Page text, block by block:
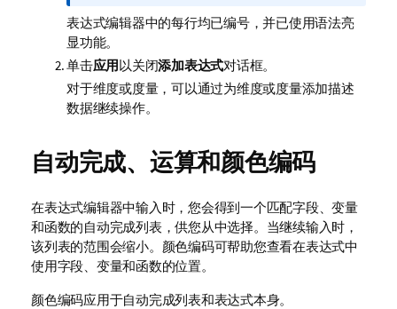
表达式编辑器中的每行均已编号，并已使用语法亮
显功能。
单击应用以关闭添加表达式对话框。
对于维度或度量，可以通过为维度或度量添加描述
数据继续操作。
自动完成、运算和颜色编码
在表达式编辑器中输入时，您会得到一个匹配字段、变量
和函数的自动完成列表，供您从中选择。当继续输入时，
该列表的范围会缩小。颜色编码可帮助您查看在表达式中
使用字段、变量和函数的位置。
颜色编码应用于自动完成列表和表达式本身。